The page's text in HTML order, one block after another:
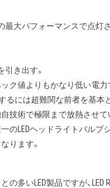
最大パフォーマンスで点
き出す。
ク値よりもかなり低い電力
するには超難関な前者を
技術で極限まで放熱させて
LEDヘッドライトバルブシ
ります。
多いLED製品ですが、